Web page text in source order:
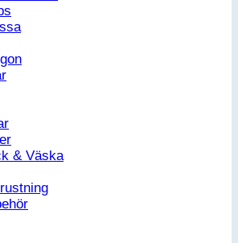
& Väska